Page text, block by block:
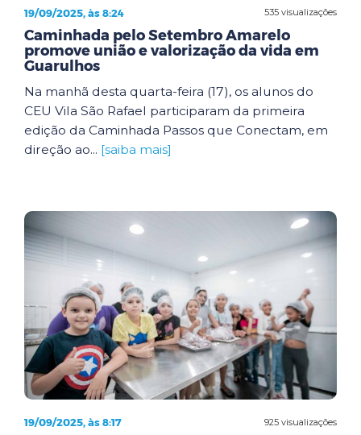
535 visualizações
19/09/2025, às 8:24
Caminhada pelo Setembro Amarelo
promove união e valorização da vida em
Guarulhos
Na manhã desta quarta-feira (17), os alunos do
CEU Vila São Rafael participaram da primeira
edição da Caminhada Passos que Conectam, em
direção ao... [saiba mais]
925 visualizações
19/09/2025, às 8:17